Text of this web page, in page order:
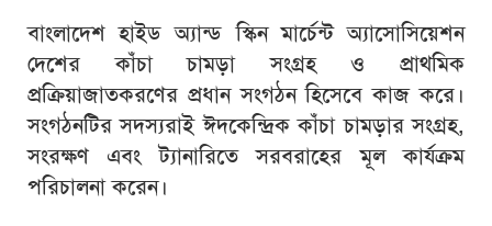
বাংলাদেশ হাইড অ্যান্ড স্কিন মার্চেন্ট অ্যাসোসিয়েশন
দেশের কাঁচা চামড়া সংগ্রহ ও প্রাথমিক
প্রক্রিয়াজাতকরণের প্রধান সংগঠন হিসেবে কাজ করে।
সংগঠনটির সদস্যরাই ঈদকেন্দ্রিক কাঁচা চামড়ার সংগ্রহ,
সংরক্ষণ এবং ট্যানারিতে সরবরাহের মূল কার্যক্রম
পরিচালনা করেন।